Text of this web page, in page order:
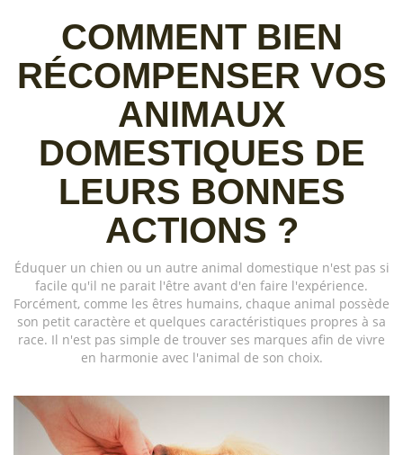
COMMENT BIEN
RÉCOMPENSER VOS
ANIMAUX
DOMESTIQUES DE
LEURS BONNES
ACTIONS ?
Éduquer un chien ou un autre animal domestique n'est pas si
facile qu'il ne parait l'être avant d'en faire l'expérience.
Forcément, comme les êtres humains, chaque animal possède
son petit caractère et quelques caractéristiques propres à sa
race. Il n'est pas simple de trouver ses marques afin de vivre
en harmonie avec l'animal de son choix.